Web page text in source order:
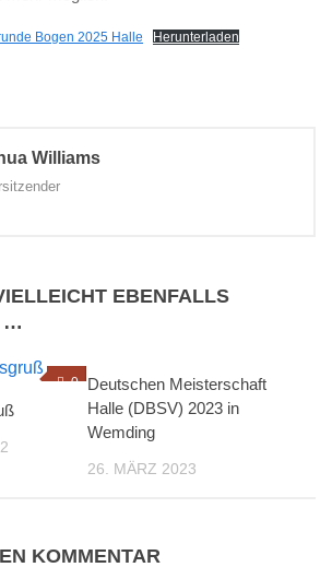
Bogen 2025 Halle Herunterladen
Williams
EBENFALLS
…
0
Deutschen Meisterschaft
Halle (DBSV) 2023 in
Wemding
26. MÄRZ 2023
KOMMENTAR